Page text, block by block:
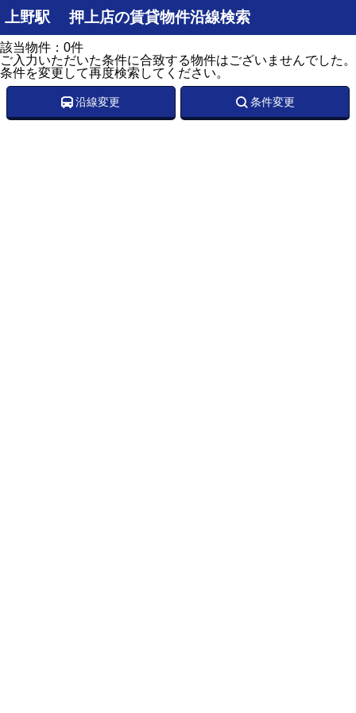
上野駅 押上店の賃貸物件沿線検索
該当物件：0件
ご入力いただいた条件に合致する物件はございませんでした。
条件を変更して再度検索してください。
沿線変更 条件変更